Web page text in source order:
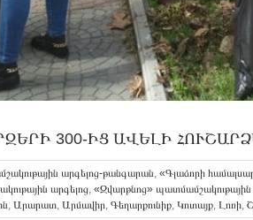
300-ԻՑ ԱՎԵԼԻ
արգելոց-թանգարան, «Գլաձորի
արգելոց, «Զվարթնոց»
, Արարատ, Արմավիր, Գեղարքունիք, Կոտայք, Լոռի,